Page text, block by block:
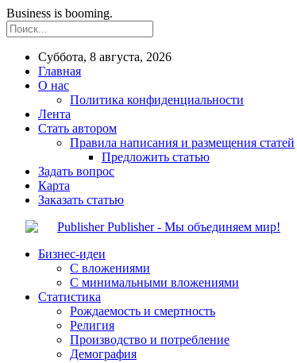
Business is booming.
Суббота, 8 августа, 2026
Главная
О нас
Политика конфиденциальности
Лента
Стать автором
Правила написания и размещения статей
Предложить статью
Задать вопрос
Карта
Заказать статью
Publisher - Мы объединяем мир!
Бизнес-идеи
С вложениями
С минимальными вложениями
Статистика
Рождаемость и смертность
Религия
Производство и потребление
Демография